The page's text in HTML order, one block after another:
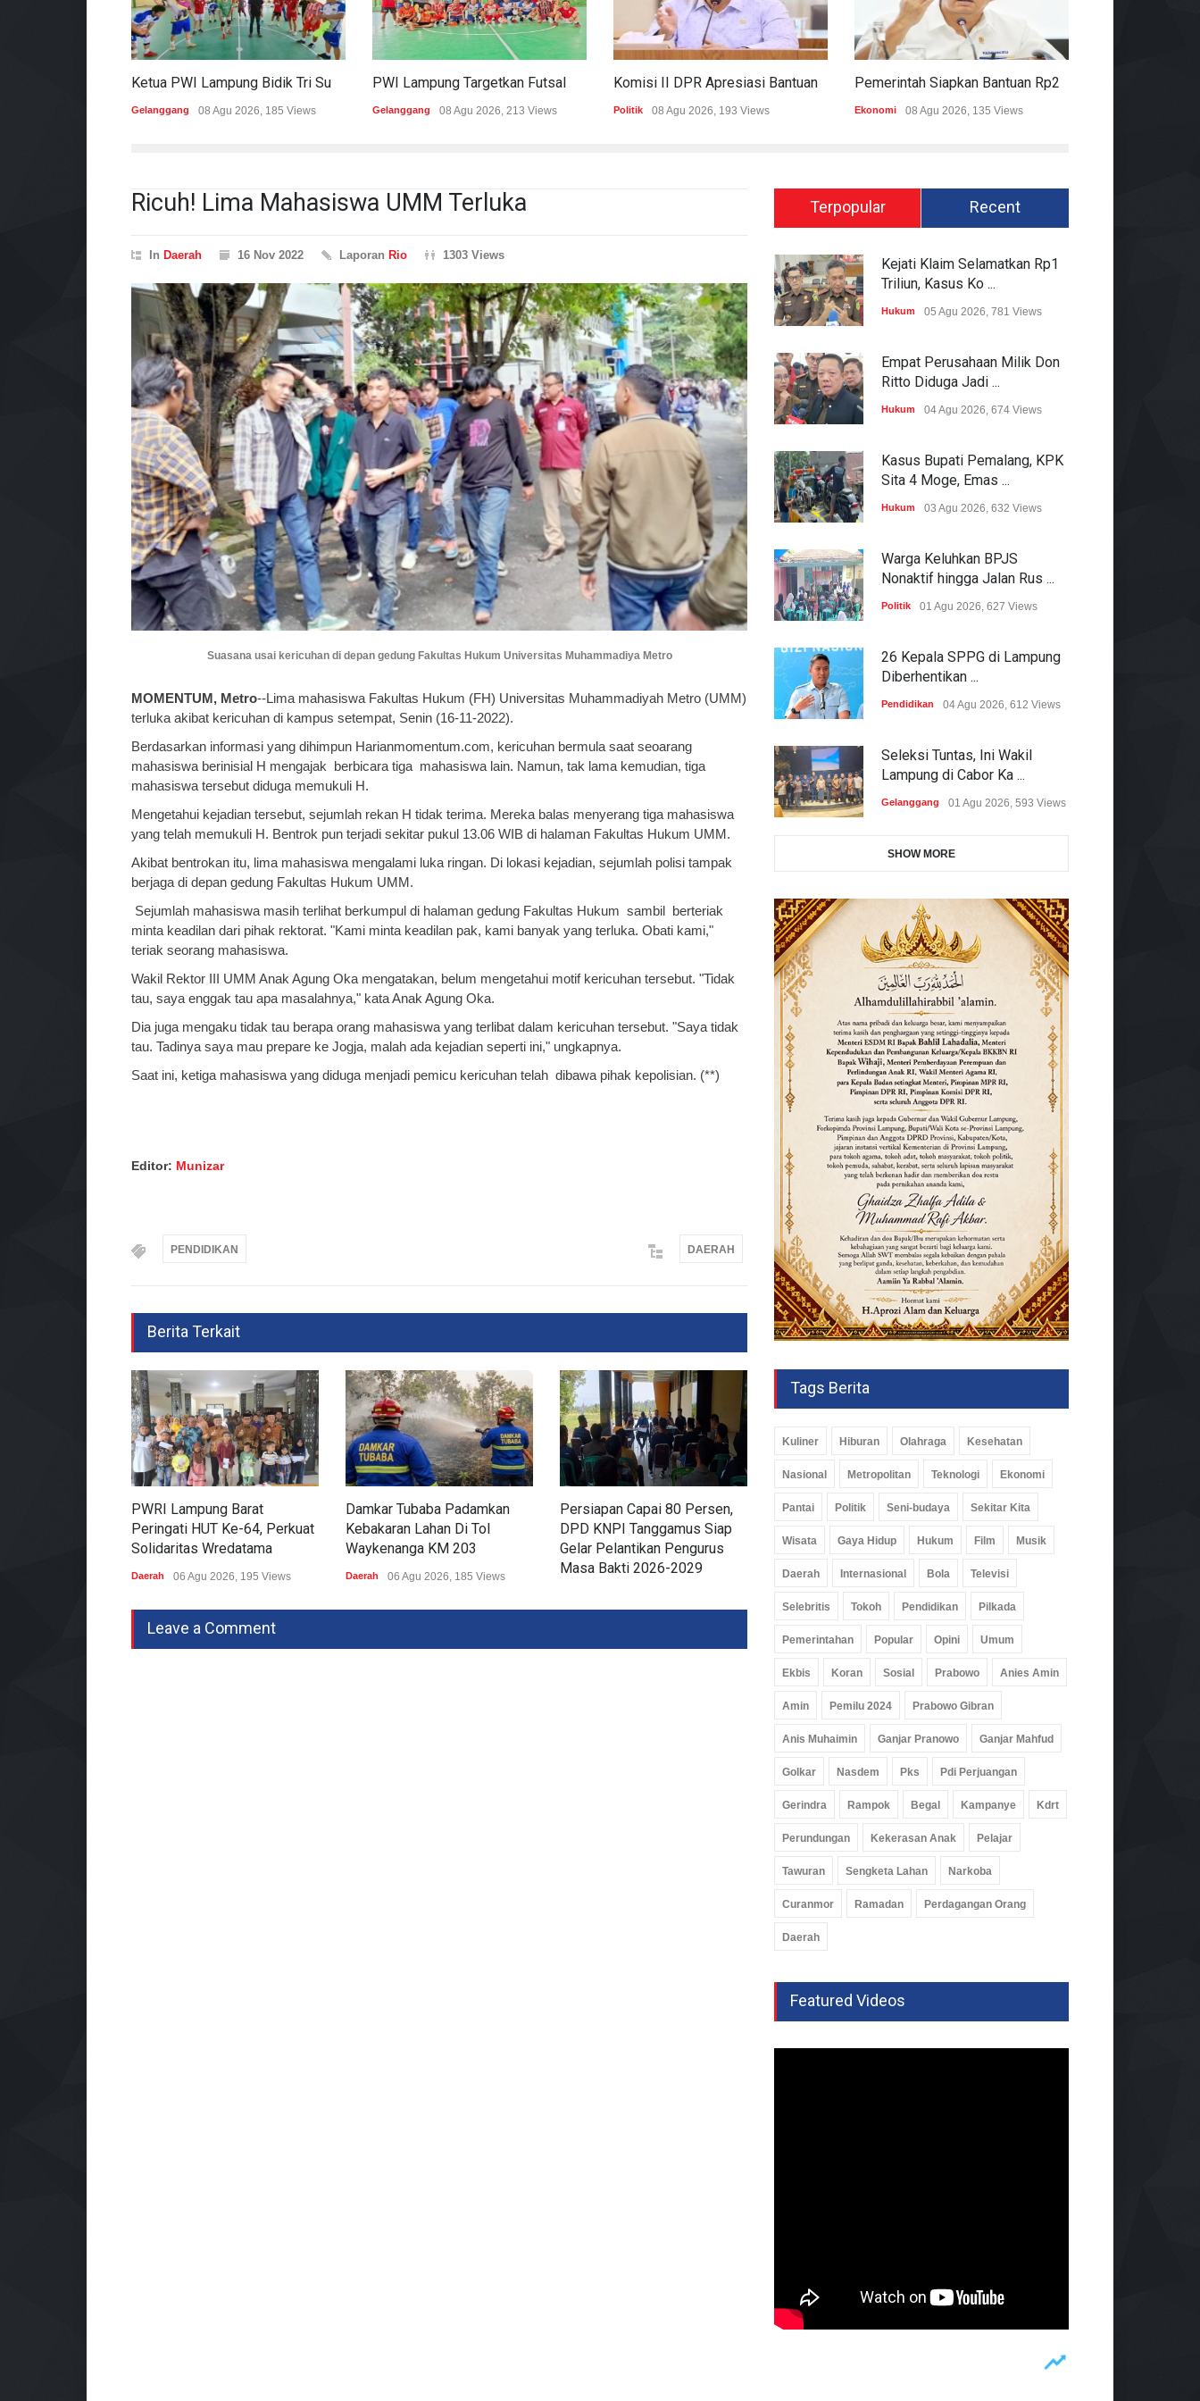
Gelanggang 08 Agu 2026, 185 Views Gelanggang 08 Agu 2026, 213 Views Politik 08 Agu 2026, 193 Views Ekonomi 08 Agu 2026, 135 Views
Ricuh! Lima Mahasiswa UMM Terluka
In Daerah 16 Nov 2022 Laporan Rio 1303 Views
Suasana usai kericuhan di depan gedung Fakultas Hukum Universitas Muhammadiya Metro
MOMENTUM, Metro--Lima mahasiswa Fakultas Hukum (FH) Universitas Muhammadiyah Metro (UMM)
terluka akibat kericuhan di kampus setempat, Senin (16-11-2022).
Berdasarkan informasi yang dihimpun Harianmomentum.com, kericuhan bermula saat seoarang
mahasiswa berinisial H mengajak berbicara tiga mahasiswa lain. Namun, tak lama kemudian, tiga
mahasiswa tersebut diduga memukuli H.
Mengetahui kejadian tersebut, sejumlah rekan H tidak terima. Mereka balas menyerang tiga mahasiswa
yang telah memukuli H. Bentrok pun terjadi sekitar pukul 13.06 WIB di halaman Fakultas Hukum UMM.
Akibat bentrokan itu, lima mahasiswa mengalami luka ringan. Di lokasi kejadian, sejumlah polisi tampak
berjaga di depan gedung Fakultas Hukum UMM.
Sejumlah mahasiswa masih terlihat berkumpul di halaman gedung Fakultas Hukum sambil berteriak
minta keadilan dari pihak rektorat. "Kami minta keadilan pak, kami banyak yang terluka. Obati kami,"
teriak seorang mahasiswa.
Wakil Rektor III UMM Anak Agung Oka mengatakan, belum mengetahui motif kericuhan tersebut. "Tidak
tau, saya enggak tau apa masalahnya," kata Anak Agung Oka.
Dia juga mengaku tidak tau berapa orang mahasiswa yang terlibat dalam kericuhan tersebut. "Saya tidak
tau. Tadinya saya mau prepare ke Jogja, malah ada kejadian seperti ini," ungkapnya.
Saat ini, ketiga mahasiswa yang diduga menjadi pemicu kericuhan telah dibawa pihak kepolisian. (**)
Editor: Munizar
PENDIDIKAN DAERAH
Berita Terkait
PWRI Lampung Barat
Peringati HUT Ke-64, Perkuat
Solidaritas Wredatama
Daerah 06 Agu 2026, 195 Views
Damkar Tubaba Padamkan
Kebakaran Lahan Di Tol
Waykenanga KM 203
Daerah 06 Agu 2026, 185 Views
Persiapan Capai 80 Persen,
DPD KNPI Tanggamus Siap
Gelar Pelantikan Pengurus
Masa Bakti 2026-2029
Dispar Pesawaran Jajaki
Lampung, Perkuat Pendataan
Wisman
Leave a Comment
Terpopular Recent
Kejati Klaim Selamatkan Rp1
Triliun, Kasus Ko ...
Hukum 05 Agu 2026, 781 Views
Empat Perusahaan Milik Don
Ritto Diduga Jadi ...
Hukum 04 Agu 2026, 674 Views
Kasus Bupati Pemalang, KPK
Sita 4 Moge, Emas ...
Hukum 03 Agu 2026, 632 Views
Warga Keluhkan BPJS
Nonaktif hingga Jalan Rus ...
Politik 01 Agu 2026, 627 Views
26 Kepala SPPG di Lampung
Diberhentikan ...
Pendidikan 04 Agu 2026, 612 Views
Seleksi Tuntas, Ini Wakil
Lampung di Cabor Ka ...
Gelanggang 01 Agu 2026, 593 Views
SHOW MORE
Tags Berita
Kuliner Hiburan Olahraga Kesehatan
Nasional Metropolitan Teknologi Ekonomi
Pantai Politik Seni-budaya Sekitar Kita
Wisata Gaya Hidup Hukum Film Musik
Daerah Internasional Bola Televisi
Selebritis Tokoh Pendidikan Pilkada
Pemerintahan Popular Opini Umum
Ekbis Koran Sosial Prabowo Anies Amin
Amin Pemilu 2024 Prabowo Gibran
Anis Muhaimin Ganjar Pranowo Ganjar Mahfud
Golkar Nasdem Pks Pdi Perjuangan
Gerindra Rampok Begal Kampanye Kdrt
Perundungan Kekerasan Anak Pelajar
Tawuran Sengketa Lahan Narkoba
Curanmor Ramadan Perdagangan Orang
Daerah
Featured Videos